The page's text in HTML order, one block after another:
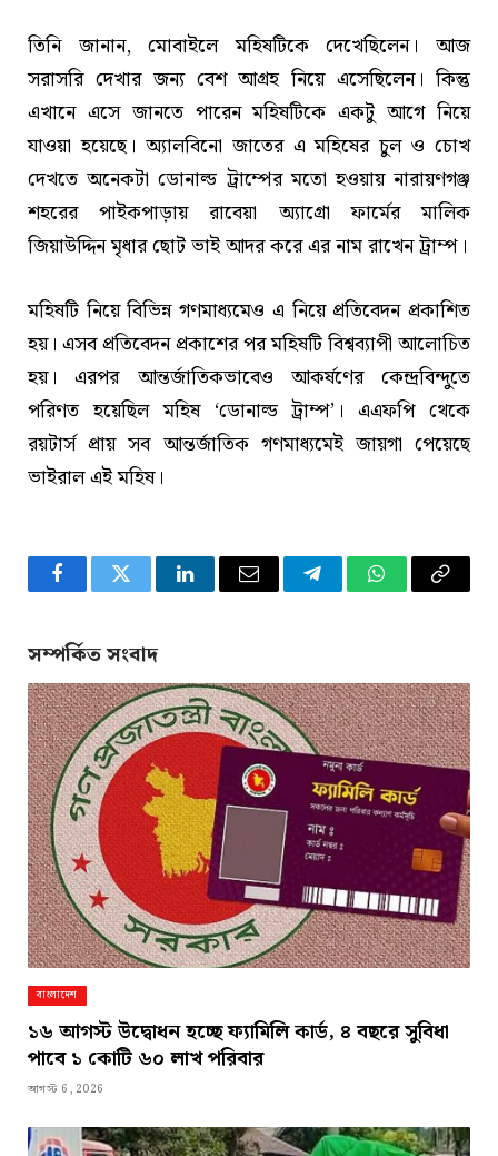
তিনি জানান, মোবাইলে মহিষটিকে দেখেছিলেন। আজ
সরাসরি দেখার জন্য বেশ আগ্রহ নিয়ে এসেছিলেন। কিন্তু
এখানে এসে জানতে পারেন মহিষটিকে একটু আগে নিয়ে
যাওয়া হয়েছে। অ্যালবিনো জাতের এ মহিষের চুল ও চোখ
দেখতে অনেকটা ডোনাল্ড ট্রাম্পের মতো হওয়ায় নারায়ণগঞ্জ
শহরের পাইকপাড়ায় রাবেয়া অ্যাগ্রো ফার্মের মালিক
জিয়াউদ্দিন মৃধার ছোট ভাই আদর করে এর নাম রাখেন ট্রাম্প।
মহিষটি নিয়ে বিভিন্ন গণমাধ্যমেও এ নিয়ে প্রতিবেদন প্রকাশিত
হয়। এসব প্রতিবেদন প্রকাশের পর মহিষটি বিশ্বব্যাপী আলোচিত
হয়। এরপর আন্তর্জাতিকভাবেও আকর্ষণের কেন্দ্রবিন্দুতে
পরিণত হয়েছিল মহিষ ‘ডোনাল্ড ট্রাম্প’। এএফপি থেকে
রয়টার্স প্রায় সব আন্তর্জাতিক গণমাধ্যমেই জায়গা পেয়েছে
ভাইরাল এই মহিষ।
FacebookTwitter LinkedInEmail TelegramWhatsApp
Copy
সম্পর্কিত সংবাদ
বাংলাদেশ
১৬ আগস্ট উদ্বোধন হচ্ছে ফ্যামিলি কার্ড, ৪ বছরে সুবিধা
পাবে ১ কোটি ৬০ লাখ পরিবার
আগস্ট 6, 2026